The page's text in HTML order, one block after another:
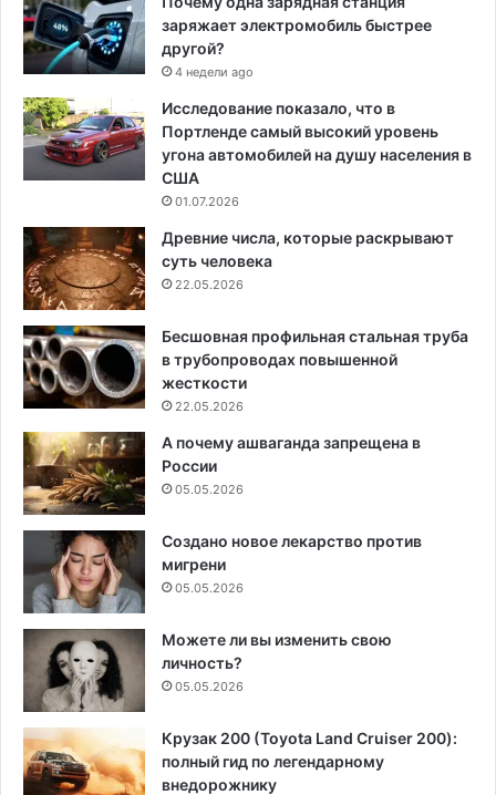
заряжает электромобиль быстрее
другой?
4 недели ago
Исследование показало, что в
Портленде самый высокий уровень
угона автомобилей на душу населения в
США
01.07.2026
Древние числа, которые раскрывают
суть человека
22.05.2026
Бесшовная профильная стальная труба
в трубопроводах повышенной
жесткости
22.05.2026
А почему ашваганда запрещена в
России
05.05.2026
Создано новое лекарство против
мигрени
05.05.2026
Можете ли вы изменить свою
личность?
05.05.2026
Крузак 200 (Toyota Land Cruiser 200):
полный гид по легендарному
внедорожнику